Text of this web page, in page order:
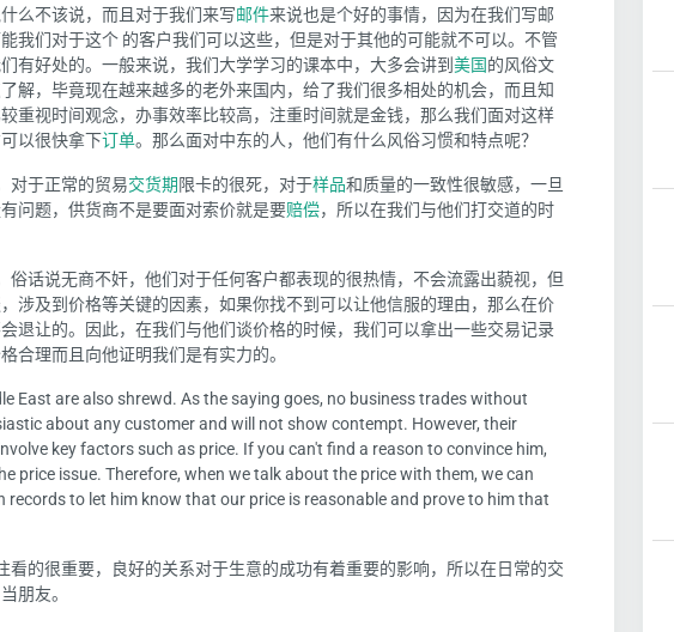
么不该说，而且对于我们来写邮件来说也是个好的事情，因为在我们写邮
我们对于这个 的客户我们可以这些，但是对于其他的可能就不可以。不管
有好处的。一般来说，我们大学学习的课本中，大多会讲到 美国的风俗文
解，毕竟现在越来越多的老外来国内，给了我们很多相处的机会，而且知
重视时间观念，办事效率比较高，注重时间就是金钱，那么我们面对这样
以很快拿下订单。那么面对中东的人，他们有什么风俗习惯和特点呢？
对于正常的贸易交货期 限卡的很死，对于样品和质量的一致性很敏感，一旦
问题，供货商不是要面对索价就是要赔偿，所以在我们与他们打交道的时
俗话说无商不奸，他们对于任何客户都表现的很热情，不会流露出藐视，但
涉及到价格等关键的因素，如果你找不到可以让他信服的理由，那么在价
退让的。因此，在我们与他们谈价格的时候，我们可以拿出一些交易记录
合理而且向他证明我们是有实力的。
East are also shrewd. As the saying goes, no business trades without
about any customer and will not show contempt. However, their
key factors such as price. If you can't find a reason to convince him,
price issue. Therefore, when we talk about the price with them, we can
records to let him know that our price is reasonable and prove to him that
看的很重要，良好的关系对于生意的成功有着重要的影响，所以在日常的交
朋友。